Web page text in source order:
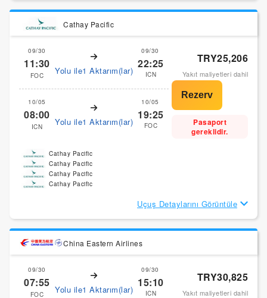
Cathay Pacific
09/30
11:30
FOC Yolu ile1 Aktarım(lar)
09/30
22:25
ICN
10/05
08:00
ICN Yolu ile1 Aktarım(lar)
10/05
19:25
FOC
TRY25,206
Yakıt maliyetleri dahil
Pasaport
gereklidir.
Cathay Pacific
Cathay Pacific
Cathay Pacific
Cathay Pacific
Uçuş Detaylarını Görüntüle
China Eastern Airlines
09/30
07:55
FOC Yolu ile1 Aktarım(lar)
09/30
15:10
ICN
TRY30,825
Yakıt maliyetleri dahil